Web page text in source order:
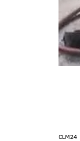
CLM24